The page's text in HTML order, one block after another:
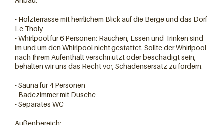
- Holzterrasse mit herrlichem Blick auf die Berge und das Dorf
Le Tholy
- Whirlpool für 6 Personen: Rauchen, Essen und Trinken sind
im und um den Whirlpool nicht gestattet. Sollte der Whirlpool
nach Ihrem Aufenthalt verschmutzt oder beschädigt sein,
behalten wir uns das Recht vor, Schadensersatz zu fordern.
- Sauna für 4 Personen
- Badezimmer mit Dusche
- Separates WC
Außenbereich: